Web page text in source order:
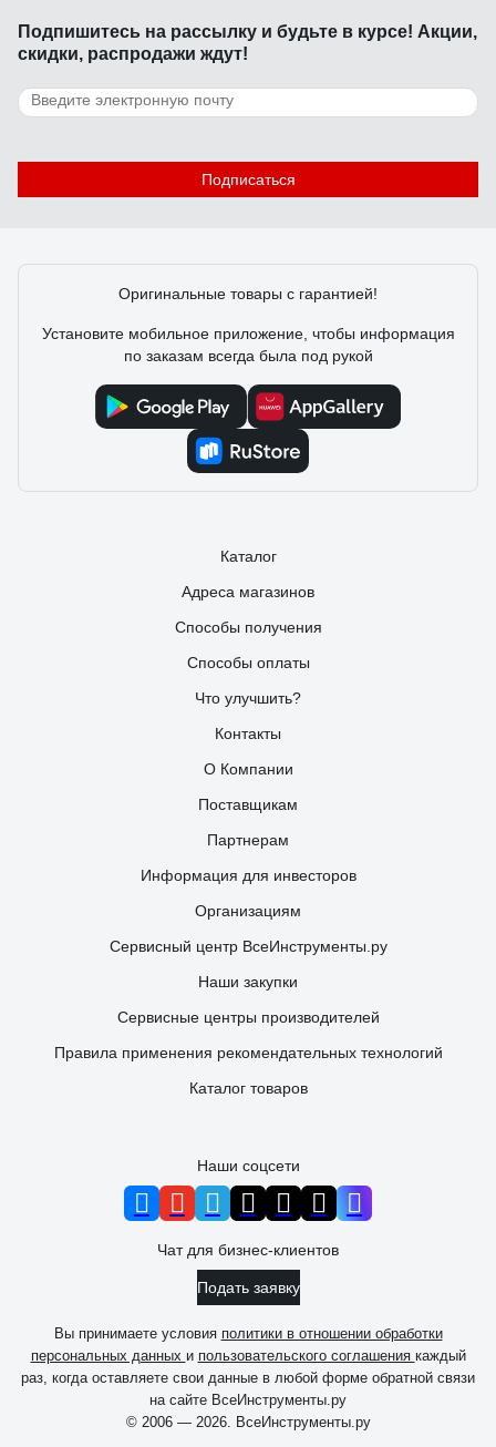
9 отзывов
Отзыв о Деревянные зубочистки ЛАЙМА
LAIMA комплект 190 штук, в диспенсере
Подпишитесь на рассылку и будьте в курсе! Акции,
скидки, распродажи ждут!
Подписаться
Оригинальные товары с гарантией!
Установите мобильное приложение, чтобы информация
по заказам всегда была под рукой
Каталог
Адреса магазинов
Способы получения
Способы оплаты
Что улучшить?
Контакты
О Компании
Поставщикам
Партнерам
Информация для инвесторов
Организациям
Сервисный центр ВсеИнструменты.ру
Наши закупки
Сервисные центры производителей
Правила применения рекомендательных технологий
Каталог товаров
Наши соцсети
Чат для бизнес-клиентов
Подать заявку
Вы принимаете условия политики в отношении обработки
персональных данных и пользовательского соглашения каждый
раз, когда оставляете свои данные в любой форме обратной связи
на сайте ВсеИнструменты.ру
© 2006 — 2026. ВсеИнструменты.ру